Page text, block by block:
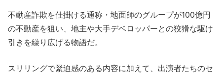
不動産詐欺を仕掛ける通称・地面師のグループが100億円
の不動産を狙い、地主や大手デベロッパーとの狡猾な駆け
引きを繰り広げる物語だ。
スリリングで緊迫感のある内容に加えて、出演者たちのセ